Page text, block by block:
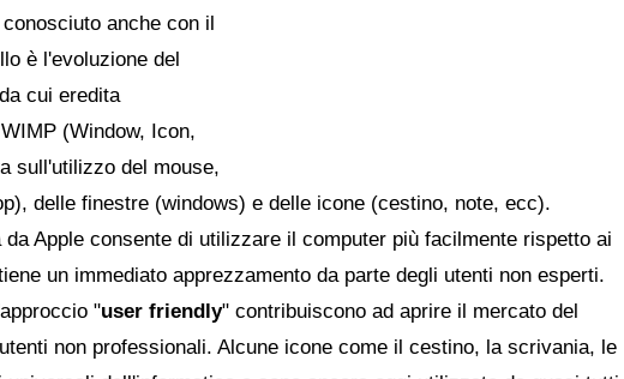
anche con il
è l'evoluzione del
cui eredita
(Window, Icon,
sull'utilizzo del mouse,
delle finestre (windows) e delle icone (cestino, note, ecc).
Apple consente di utilizzare il computer più facilmente rispetto ai
un immediato apprezzamento da parte degli utenti non esperti.
"user friendly" contribuiscono ad aprire il mercato del
non professionali. Alcune icone come il cestino, la scrivania, le